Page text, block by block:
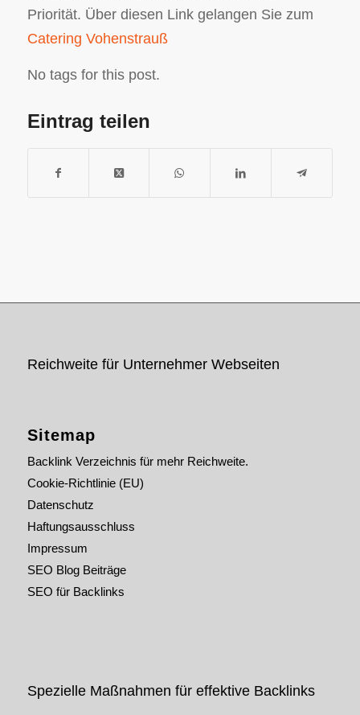
Priorität. Über diesen Link gelangen Sie zum
Catering Vohenstrauß
No tags for this post.
Eintrag teilen
Reichweite für Unternehmer Webseiten
Sitemap
Backlink Verzeichnis für mehr Reichweite.
Cookie-Richtlinie (EU)
Datenschutz
Haftungsausschluss
Impressum
SEO Blog Beiträge
SEO für Backlinks
Spezielle Maßnahmen für effektive Backlinks